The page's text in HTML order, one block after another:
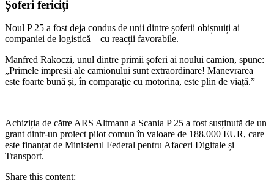
Șoferi fericiți
Noul P 25 a fost deja condus de unii dintre șoferii obișnuiți ai
companiei de logistică – cu reacții favorabile.
Manfred Rakoczi, unul dintre primii șoferi ai noului camion, spune:
„Primele impresii ale camionului sunt extraordinare! Manevrarea
este foarte bună și, în comparație cu motorina, este plin de viață.”
Achiziția de către ARS Altmann a Scania P 25 a fost susținută de un
grant dintr-un proiect pilot comun în valoare de 188.000 EUR, care
este finanțat de Ministerul Federal pentru Afaceri Digitale și
Transport.
Share this content: